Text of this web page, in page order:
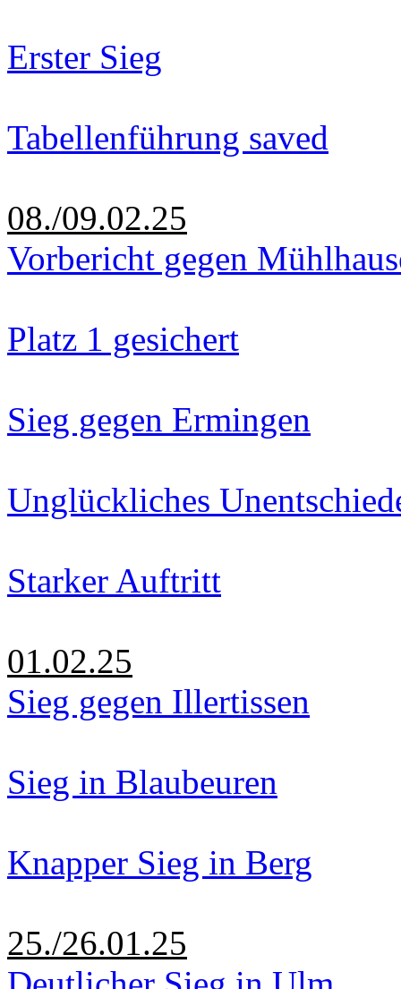
Erster Sieg
Tabellenführung saved
08./09.02.25
Vorbericht gegen
Platz 1 gesichert
Sieg gegen Ermingen
Unglückliches
Starker Auftritt
01.02.25
Sieg gegen Illertissen
Sieg in Blaubeuren
Knapper Sieg in Berg
25./26.01.25